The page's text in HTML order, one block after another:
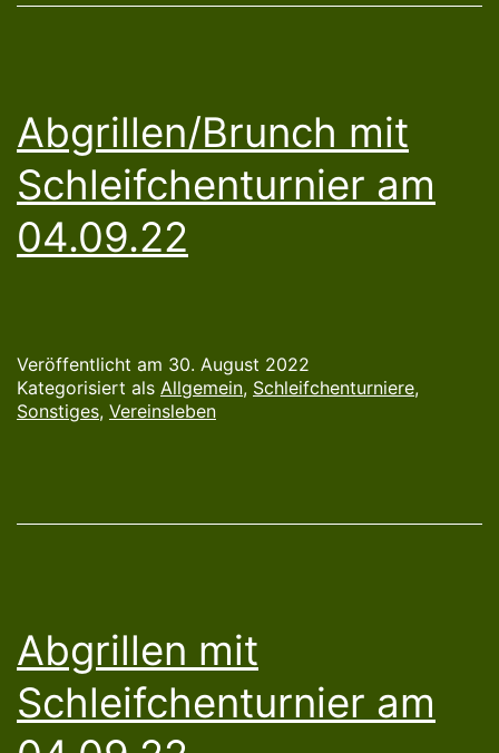
Abgrillen/Brunch mit
Schleifchenturnier am
04.09.22
Veröffentlicht am 30. August 2022
Kategorisiert als Allgemein, Schleifchenturniere,
Sonstiges, Vereinsleben
Abgrillen mit
Schleifchenturnier am